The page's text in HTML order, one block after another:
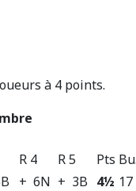
à 4 points.
R 4 R 5 Pts Bu.
+ 6N + 3B 4½ 17